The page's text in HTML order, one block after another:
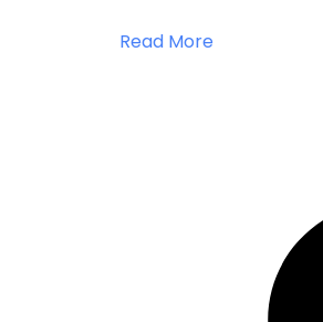
Read More